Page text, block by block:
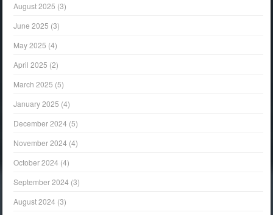
August 2025 (3)
June 2025 (3)
May 2025 (4)
April 2025 (2)
March 2025 (5)
January 2025 (4)
December 2024 (5)
November 2024 (4)
October 2024 (4)
September 2024 (3)
August 2024 (3)